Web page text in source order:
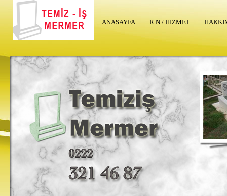
ANASAYFA R N / HIZMET